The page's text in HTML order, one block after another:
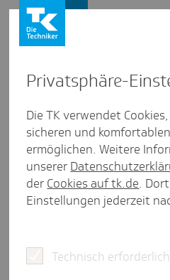
"Brea­king
bach
Artikel aus Meck­len­burg-
eine Minute Lesezeit
Presse und Politik
Privat­sphäre-
Die TK verwendet
sicheren und
ermöglichen. Weitere
unserer
der Cookies auf tk.de.
Einstellungen jederzeit
Technisch